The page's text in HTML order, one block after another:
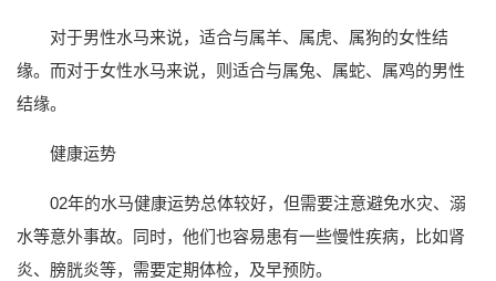
对于男性水马来说，适合与属羊、属虎、属狗的女性结
缘。而对于女性水马来说，则适合与属兔、属蛇、属鸡的男性
结缘。
健康运势
02年的水马健康运势总体较好，但需要注意避免水灾、溺
水等意外事故。同时，他们也容易患有一些慢性疾病，比如肾
炎、膀胱炎等，需要定期体检，及早预防。